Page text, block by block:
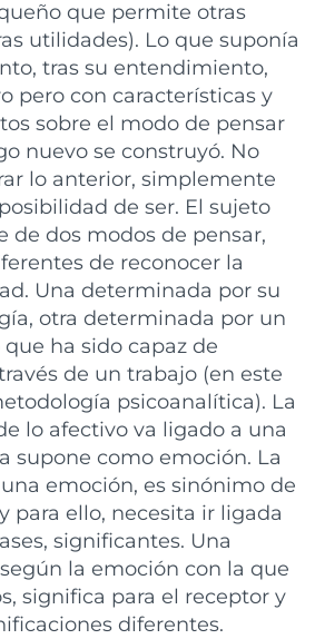
que permite otras
utilidades). Lo que suponía
tras su entendimiento,
pero con características y
sobre el modo de pensar
nuevo se construyó. No
lo anterior, simplemente
de ser. El sujeto
de dos modos de pensar,
de reconocer la
Una determinada por su
otra determinada por un
ha sido capaz de
de un trabajo (en este
psicoanalítica). La
lo afectivo va ligado a una
supone como emoción. La
emoción, es sinónimo de
para ello, necesita ir ligada
significantes. Una
la emoción con la que
significa para el receptor y
diferentes.